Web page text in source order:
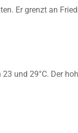
Er grenzt an
und 29°C. Der